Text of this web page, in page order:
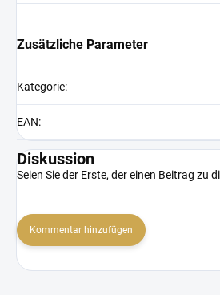
Zusätzliche Parameter
Kategorie:
EAN:
Diskussion
Seien Sie der Erste, der einen Beitrag zu
Kommentar hinzufügen